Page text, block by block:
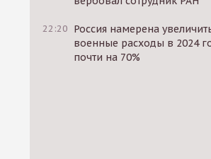
22:20 Россия намерена
военные расходы в 2024
почти на 70%